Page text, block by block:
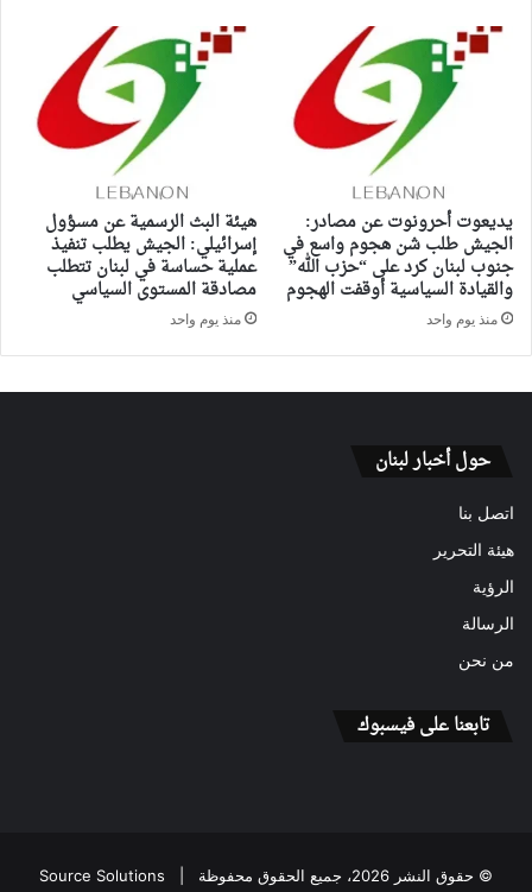
يديعوت أحرونوت عن مصادر:
الجيش طلب شن هجوم واسع في
جنوب لبنان كرد على “حزب الله”
والقيادة السياسية أوقفت الهجوم
منذ يوم واحد
هيئة البث الرسمية عن مسؤول
إسرائيلي: الجيش يطلب تنفيذ
عملية حساسة في لبنان تتطلب
مصادقة المستوى السياسي
منذ يوم واحد
حول أخبار لبنان
اتصل بنا
هيئة التحرير
الرؤية
الرسالة
من نحن
تابعنا على فيسبوك
© حقوق النشر 2026، جميع الحقوق محفوظة | Source Solutions